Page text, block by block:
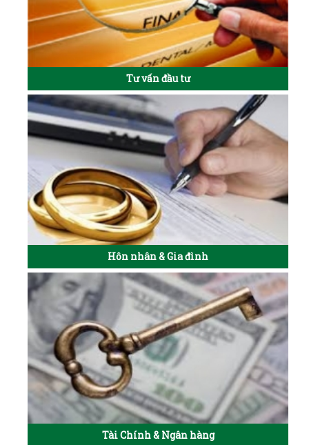
Tư vấn đầu tư
Hôn nhân & Gia đình
Tài Chính & Ngân hàng